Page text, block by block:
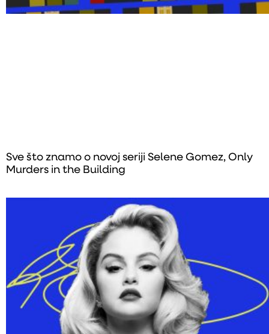
Sve što znamo o novoj seriji Selene Gomez, Only
Murders in the Building